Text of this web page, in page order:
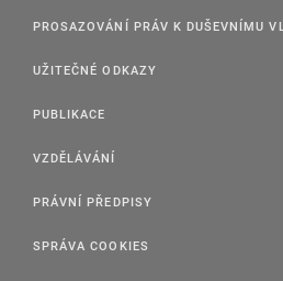
PROSAZOVÁNÍ PRÁV K DUŠEVNÍMU
UŽITEČNÉ ODKAZY
PUBLIKACE
VZDĚLÁVÁNÍ
PRÁVNÍ PŘEDPISY
SPRÁVA COOKIES